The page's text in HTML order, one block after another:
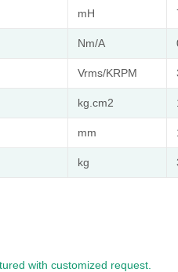
mH
Nm/A
Vrms/KRPM
kg.cm2
mm
kg
with customized request.